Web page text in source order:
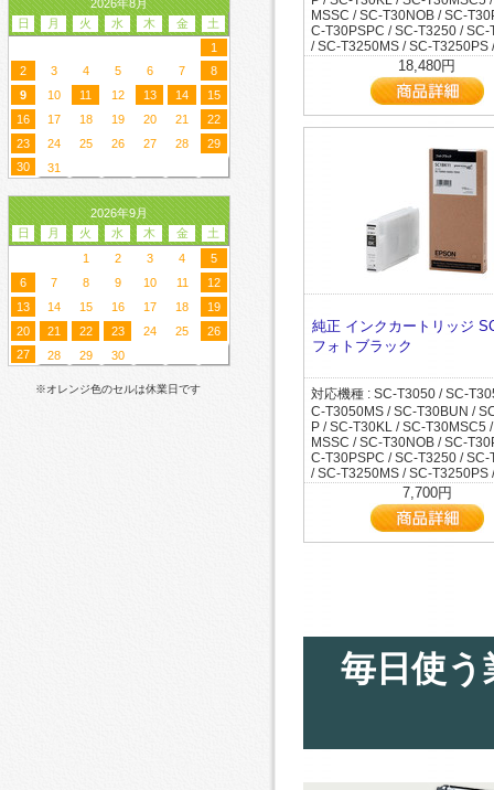
2026年8月
日
月 火 水 木 金
土
1
2
3 4 5 6 7
8
9
10 11 12 13 14
15
16
17 18 19 20 21
22
23
24 25 26 27 28
29
30
31
2026年9月
日
月 火 水 木 金
土
1
2 3 4
5
6
7 8 9 10 11
12
13
14 15 16 17 18
19
20
21 22 23 24 25
26
27
28 29 30
※オレンジ色のセルは休業日です
C7 / SC-T72DPS / SC-T72R1
R2 / SC-T72RC0 / SC-
72RC9 / SC-T7DRC9 / SC-
0D / SC-T5250DH / SC-
5250MS / SC-T5250PS / SC-
C-T5255C0 / SC-T5255D /
DH / SC-T5255H / SC-
525DC8 / SC-T525DC9 / SC-
S / SC-T52BUN / SC-T52C6 /
C7 / SC-T52DC6 / SC-
52DMC9 / SC-T52DMFP /
/ SC-T52MFC6 / SC-
2MFC8 / SC-T52MFC9 / SC-
SC-T52MRC6 / SC-T52MSC6
2MSC7 / SC-T52MSC8 / SC-
/ SC-T52MSSC / SC-T52R1 /
2 / SC-T52RC0 / SC-T52RC6
RC9 / SC-T5CRC8 / SC-
C-T5DMRC7 / SC-T5DMRC8
DMSC5 / SC-T5DMSSC /
/ SC-T5DRC8 / SC-T5DRC9 /
C-T5MRC8 / SC-T5MSRC /
0C5 / SC-T7050H / SC-
0PSPC / SC-T7250 / SC-
DH / SC-T7250H / SC-
7255 / SC-T7255C0 / SC-
-T7255DH / SC-T7255H / SC-
S / SC-T725DPS / SC-T72C6
C7 / SC-T72DPS / SC-T72R1
R2 / SC-T72RC0 / SC-
72RC9 / SC-T7DRC9 / SC-
MSSC / SC-T30NOB / SC-
C-T30PSPC / SC-T3250 / SC-
/ SC-T3250MS / SC-T3250PS
255 / SC-T3255C0 / SC-
T3255PS / SC-T32ARC0 /
C0 / SC-T32BUN / SC-
32CRC0 / SC-T32KL / SC-
SC-T32MFC7 / SC-T32MFC8
SC-T32MSC6 / SC-T32MSC7
2MSC8 / SC-T32MSC9 / SC-
C / SC-T32NOB / SC-
2R1 / SC-T32R2 / SC-
2RC9 / SC-T3CADC3 / SC-
SC-T3CADC6 / SC-
CADC8 / SC-T3CADC9 / SC-
/ SC-T3CRC8 / SC-
EMSSC / SC-T3MFP2 / SC-
SC-T3MRC8 / SC-T3POPC3 /
SC-T3POPC8 / SC-T3POPC9
PRC7 / SC-T3PRC8 / SC-
T5050C5 / SC-T5050H / SC-
5 / SC-T50MSC3 / SC-
T50MSSC / SC-T50PSPC /
SC-T5250C8 / SC-T5250C9 /
0D / SC-T5250DH / SC-
5250MS / SC-T5250PS / SC-
C-T5255C0 / SC-T5255D /
DH / SC-T5255H / SC-
525DC8 / SC-T525DC9 / SC-
S / SC-T52BUN / SC-T52C6 /
C7 / SC-T52DC6 / SC-
52DMC9 / SC-T52DMFP /
2 / SC-T52RC0 / SC-T52RC6
RC9 / SC-T5CRC8 / SC-
C-T5DMRC7 / SC-T5DMRC8
DMSC5 / SC-T5DMSSC /
18,480円
純正 インクカートリッジ
フォトブラック
対応機種 : SC-T3050 / SC-
C-T3050MS / SC-T30BUN /
P / SC-T30KL / SC-T30MSC5
MSSC / SC-T30NOB / SC-
C-T30PSPC / SC-T3250 / SC-
/ SC-T3250MS / SC-T3250PS
255 / SC-T3255C0 / SC-
T3255PS / SC-T32ARC0 /
C0 / SC-T32BUN / SC-
32CRC0 / SC-T32KL / SC-
SC-T3CADC6 / SC-
CADC8 / SC-T3CADC9 / SC-
/ SC-T3CRC8 / SC-
SC-T3POPC8 / SC-T3POPC9
T5050C5 / SC-T5050H / SC-
7,700円
毎日使う